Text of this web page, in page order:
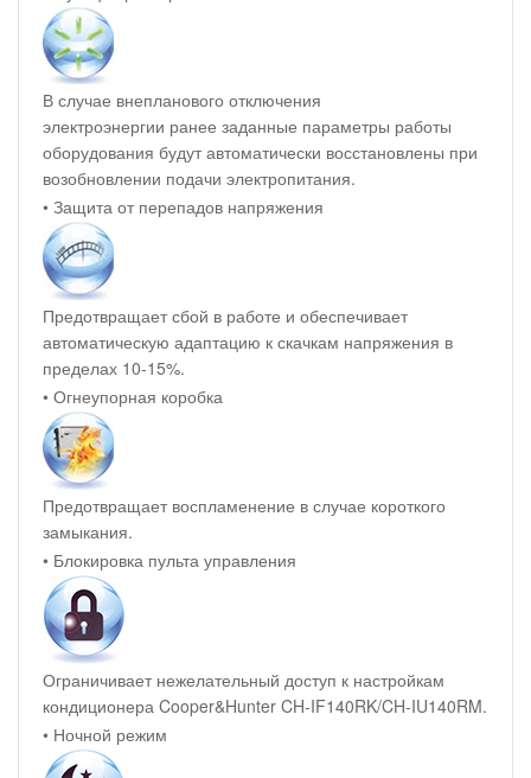
В случае внепланового отключения
электроэнергии ранее заданные параметры работы
оборудования будут автоматически восстановлены при
возобновлении подачи электропитания.
• Защита от перепадов напряжения
Предотвращает сбой в работе и обеспечивает
автоматическую адаптацию к скачкам напряжения в
пределах 10-15%.
• Огнеупорная коробка
Предотвращает воспламенение в случае короткого
замыкания.
• Блокировка пульта управления
Ограничивает нежелательный доступ к настройкам
кондиционера Cooper&Hunter CH-IF140RK/CH-IU140RM.
• Ночной режим